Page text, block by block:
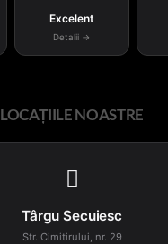
Excelent
Detalii →
LOCAȚIILE NOASTRE

Târgu Secuiesc
Str. Cimitirului, nr. 29